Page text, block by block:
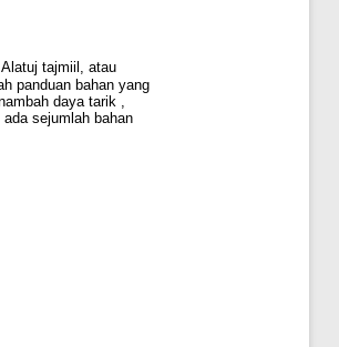
tajmiil, atau
panduan bahan yang
daya tarik ,
sejumlah bahan